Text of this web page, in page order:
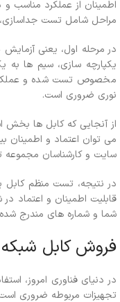
اطمینان از عملکرد مناسب
مراحل شامل تست
در مرحله اول، یعنی
یکپارچه سازی، سیم ها به
مخصوص تست شده و عملکرد
نوری ضروری است.
از آنجایی که کابل ها بخش
می توان اعتماد و اطمینان
سایت و کارشناسان
در نتیجه، تست منظم کابل
قابلیت اطمینان و اعتماد
شما و شماره های مندرج
فروش کابل
در دنیای فناوری امروز،
تجهیزات مربوطه ضروری